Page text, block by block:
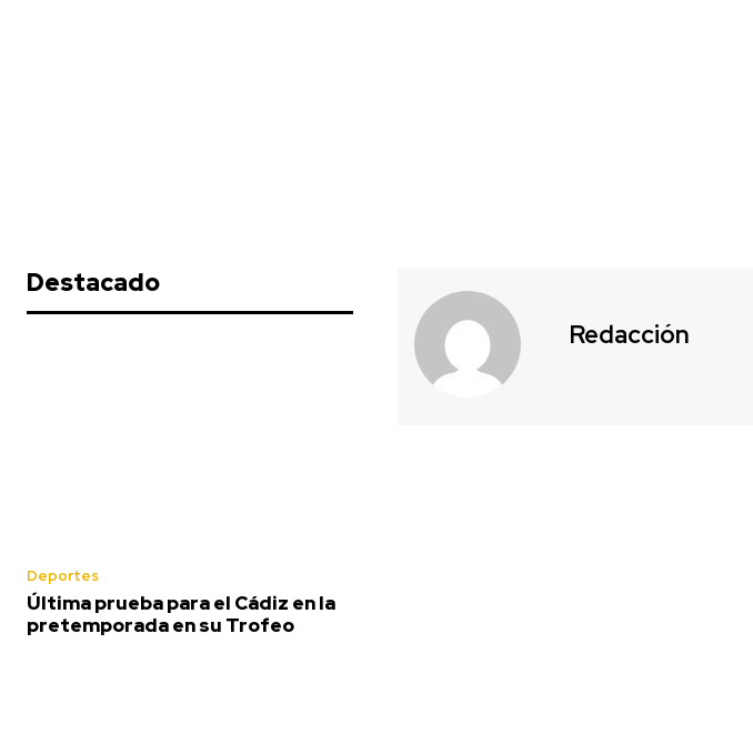
Destacado
Deportes
Última prueba para el Cádiz en la
pretemporada en su Trofeo
Redacción